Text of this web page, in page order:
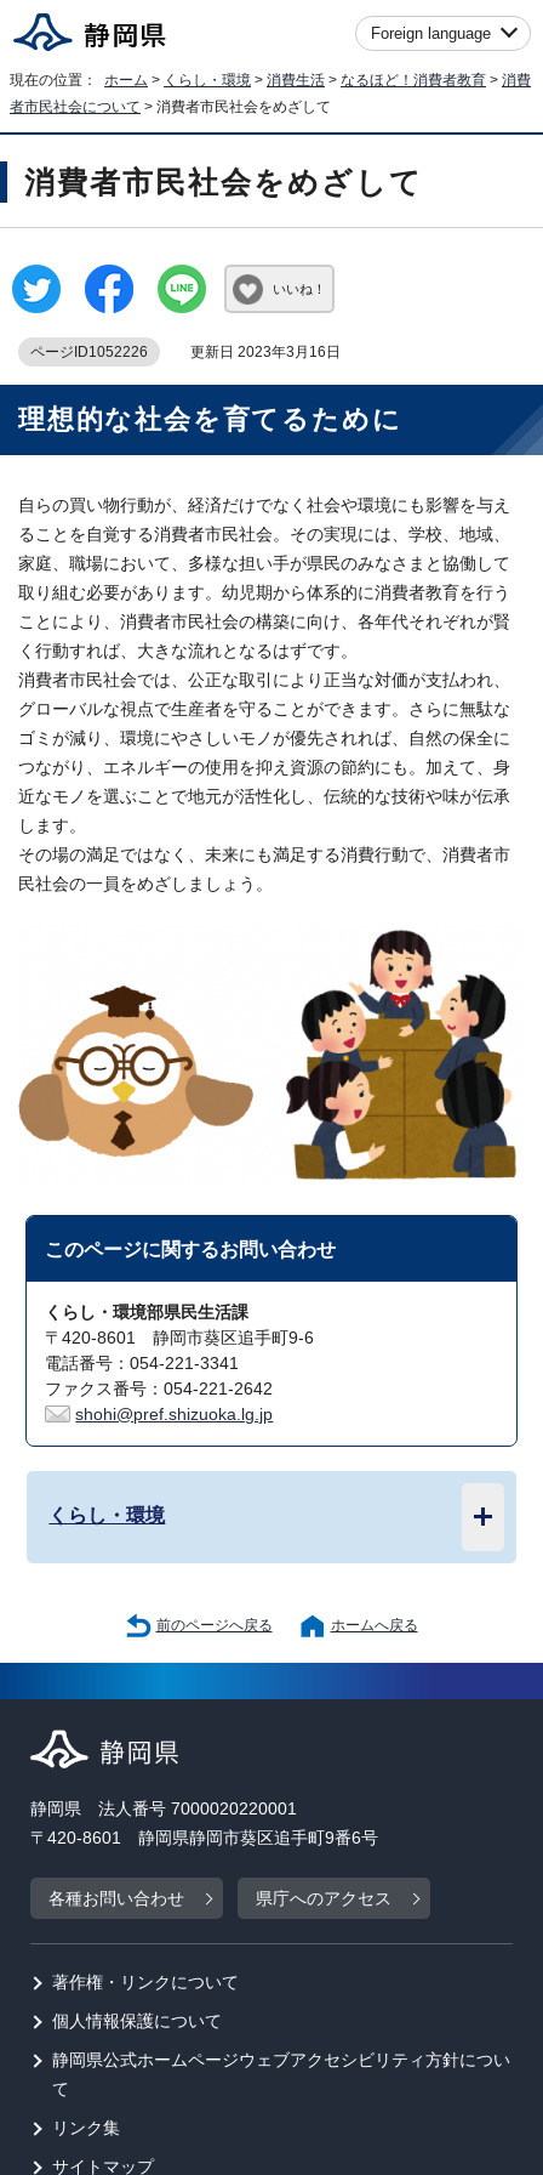
Foreign language
現在の位置： ホーム > くらし・環境 > 消費生活 > なるほど！消費者教育 > 消費
者市民社会について > 消費者市民社会をめざして
消費者市民社会をめざして
いいね！
ページID1052226 更新日 2023年3月16日
理想的な社会を育てるために
自らの買い物行動が、経済だけでなく社会や環境にも影響を与え
ることを自覚する消費者市民社会。その実現には、学校、地域、
家庭、職場において、多様な担い手が県民のみなさまと協働して
取り組む必要があります。幼児期から体系的に消費者教育を行う
ことにより、消費者市民社会の構築に向け、各年代それぞれが賢
く行動すれば、大きな流れとなるはずです。
消費者市民社会では、公正な取引により正当な対価が支払われ、
グローバルな視点で生産者を守ることができます。さらに無駄な
ゴミが減り、環境にやさしいモノが優先されれば、自然の保全に
つながり、エネルギーの使用を抑え資源の節約にも。加えて、身
近なモノを選ぶことで地元が活性化し、伝統的な技術や味が伝承
します。
その場の満足ではなく、未来にも満足する消費行動で、消費者市
民社会の一員をめざしましょう。
このページに関するお問い合わせ
くらし・環境部県民生活課
〒420-8601 静岡市葵区追手町9-6
電話番号：054-221-3341
ファクス番号：054-221-2642
shohi@pref.shizuoka.lg.jp
くらし・環境
前のページへ戻る ホームへ戻る
静岡県 法人番号 7000020220001
〒420-8601 静岡県静岡市葵区追手町9番6号
各種お問い合わせ 県庁へのアクセス
著作権・リンクについて
個人情報保護について
静岡県公式ホームページウェブアクセシビリティ方針につい
て
リンク集
サイトマップ